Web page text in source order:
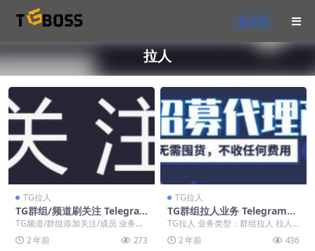
登录
拉人
TG拉人
TG群组/频道刷关注 Telegra
m电报刷粉购买
TG频道/群组添加关注/成员 业务类
型：刷关注 刷僵尸粉 拉人套餐
①：1万人 ...
2 年前 273
TG拉人
TG群组拉人业务 Telegram电
报批量拉人购买
TG拉人 业务类型：群组拉人 拉人
套餐①：2000人 价格=80U🔥
... 2 年前 436